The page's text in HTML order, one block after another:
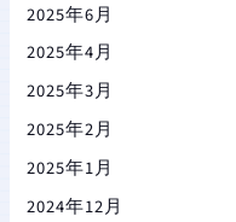
2025年6月
2025年4月
2025年3月
2025年2月
2025年1月
2024年12月